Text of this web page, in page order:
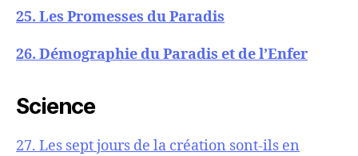
25. Les Promesses du Paradis
26. Démographie du Paradis et de l’Enfer
Science
27. Les sept jours de la création sont-ils en